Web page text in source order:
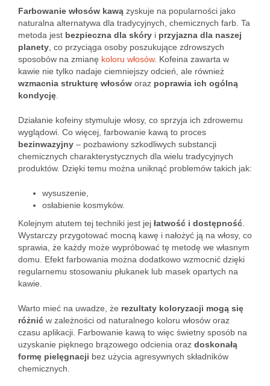
Farbowanie włosów kawą zyskuje na popularności jako
naturalna alternatywa dla tradycyjnych, chemicznych farb. Ta
metoda jest bezpieczna dla skóry i przyjazna dla naszej
planety , co przyciąga osoby poszukujące zdrowszych
sposobów na zmianę koloru włosów. Kofeina zawarta w
kawie nie tylko nadaje ciemniejszy odcień, ale również
wzmacnia strukturę włosów oraz poprawia ich ogólną
kondycję
Działanie kofeiny stymuluje włosy, co sprzyja ich zdrowemu
wyglądowi. Co więcej, farbowanie kawą to proces
bezinwazyjny – pozbawiony szkodliwych substancji
chemicznych charakterystycznych dla wielu tradycyjnych
produktów. Dzięki temu można uniknąć problemów takich jak:
wysuszenie,
osłabienie kosmyków.
Kolejnym atutem tej techniki jest jej łatwość i dostępność
Wystarczy przygotować mocną kawę i nałożyć ją na włosy, co
sprawia, że każdy może wypróbować tę metodę we własnym
domu. Efekt farbowania można dodatkowo wzmocnić dzięki
regularnemu stosowaniu płukanek lub masek opartych na
kawie.
Warto mieć na uwadze, że rezultaty koloryzacji mogą się
różnić w zależności od naturalnego koloru włosów oraz
czasu aplikacji. Farbowanie kawą to więc świetny sposób na
uzyskanie pięknego brązowego odcienia oraz doskonałą
formę pielęgnacji bez użycia agresywnych składników
chemicznych.